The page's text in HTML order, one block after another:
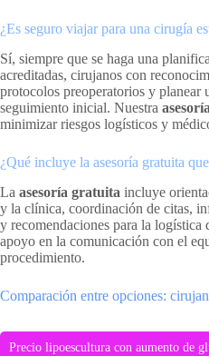
¿Es seguro viajar para una cirugía
Sí, siempre que se haga una
acreditadas, cirujanos con
protocolos preoperatorios y planear
seguimiento inicial. Nuestra
minimizar riesgos logísticos y
¿Qué incluye la asesoría gratuita
La asesoría gratuita incluye
y la clínica, coordinación de citas,
y recomendaciones para la logística
apoyo en la comunicación con el
procedimiento.
Comparación entre opciones:
Precio lipoescultura con aumento de